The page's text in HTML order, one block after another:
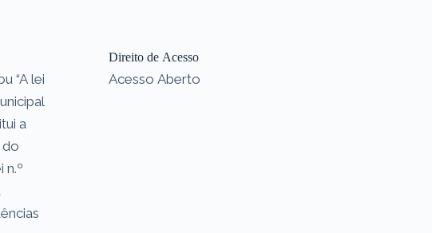
“A lei
a
do
n.º
Direito de Acesso
Acesso Aberto